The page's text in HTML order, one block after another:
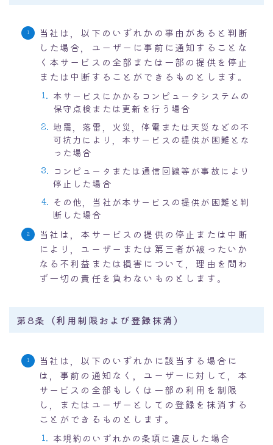
当社は，以下のいずれかの事由があると判断
した場合，ユーザーに事前に通知することな
く本サービスの全部または一部の提供を停止
または中断することができるものとします。
本サービスにかかるコンピュータシステムの
保守点検または更新を行う場合
地震，落雷，火災，停電または天災などの不
可抗力により，本サービスの提供が困難とな
った場合
コンピュータまたは通信回線等が事故により
停止した場合
その他，当社が本サービスの提供が困難と判
断した場合
当社は，本サービスの提供の停止または中断
により，ユーザーまたは第三者が被ったいか
なる不利益または損害について，理由を問わ
ず一切の責任を負わないものとします。
第8条（利用制限および登録抹消）
当社は，以下のいずれかに該当する場合に
は，事前の通知なく，ユーザーに対して，本
サービスの全部もしくは一部の利用を制限
し，またはユーザーとしての登録を抹消する
ことができるものとします。
本規約のいずれかの条項に違反した場合